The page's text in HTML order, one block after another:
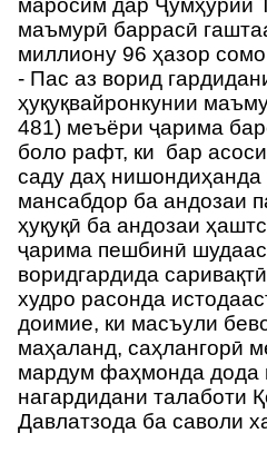
маросим дар Ҷумҳурии
маъмурӣ баррасӣ
миллиону 96 ҳазор
- Пас аз ворид
ҳуқуқвайронкунии
481) меъёри ҷарима
боло рафт, ки бар
саду даҳ
мансабдор ба андозаи
ҳуқуқӣ ба андозаи
ҷарима пешбинӣ
воридгардида
худро расонда
доимие, ки масъули
маҳаланд, саҳлангорӣ
мардум фаҳмонда дода
нагардидани талаботи
Давлатзода ба саволи